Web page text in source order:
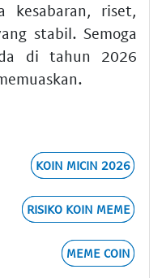
kesabaran, riset,
stabil. Semoga
di tahun 2026
KOIN MICIN 2026
RISIKO KOIN MEME
MEME COIN